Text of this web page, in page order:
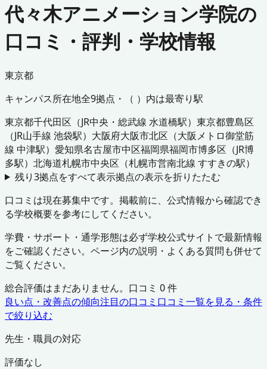
代々木アニメーション学院の
口コミ・評判・学校情報
東京都
キャンパス所在地全9拠点・（ ）内は最寄り駅
東京都千代田区 （JR中央・総武線 水道橋駅） 東京都豊島区
（JR山手線 池袋駅） 大阪府大阪市北区 （大阪メトロ御堂筋
線 中津駅） 愛知県名古屋市中区福岡県福岡市博多区 （JR博
多駅） 北海道札幌市中央区 （札幌市営南北線 すすきの駅）
残り3拠点をすべて表示拠点の表示を折りたたむ
口コミは現在募集中です。掲載前に、公式情報から確認でき
る学校概要を参考にしてください。
学費・サポート・通学形態は必ず学校公式サイトで最新情報
をご確認ください。ページ内の説明・よくある質問も併せて
ご覧ください。
総合評価はまだありません。口コミ 0件
良い点・改善点の傾向注目の口コミ 口コミ一覧を見る・条件
で絞り込む
先生・職員の対応
評価なし